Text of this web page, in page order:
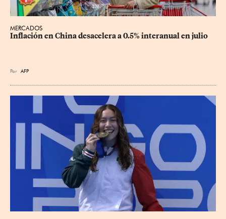
MERCADOS
Inflación en China desacelera a 0.5% interanual en julio
Por AFP